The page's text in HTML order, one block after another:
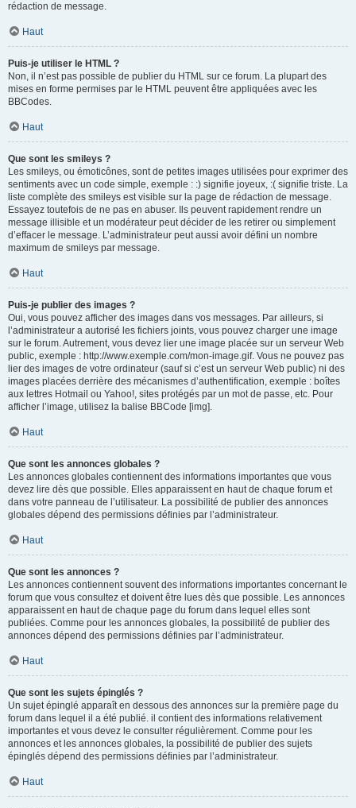
rédaction de message.
Haut
Puis-je utiliser le HTML ?
Non, il n’est pas possible de publier du HTML sur ce forum. La plupart des
mises en forme permises par le HTML peuvent être appliquées avec les
BBCodes.
Haut
Que sont les smileys ?
Les smileys, ou émoticônes, sont de petites images utilisées pour exprimer des
sentiments avec un code simple, exemple : :) signifie joyeux, :( signifie triste. La
liste complète des smileys est visible sur la page de rédaction de message.
Essayez toutefois de ne pas en abuser. Ils peuvent rapidement rendre un
message illisible et un modérateur peut décider de les retirer ou simplement
d’effacer le message. L’administrateur peut aussi avoir défini un nombre
maximum de smileys par message.
Haut
Puis-je publier des images ?
Oui, vous pouvez afficher des images dans vos messages. Par ailleurs, si
l’administrateur a autorisé les fichiers joints, vous pouvez charger une image
sur le forum. Autrement, vous devez lier une image placée sur un serveur Web
public, exemple : http://www.exemple.com/mon-image.gif. Vous ne pouvez pas
lier des images de votre ordinateur (sauf si c’est un serveur Web public) ni des
images placées derrière des mécanismes d’authentification, exemple : boîtes
aux lettres Hotmail ou Yahoo!, sites protégés par un mot de passe, etc. Pour
afficher l’image, utilisez la balise BBCode [img].
Haut
Que sont les annonces globales ?
Les annonces globales contiennent des informations importantes que vous
devez lire dès que possible. Elles apparaissent en haut de chaque forum et
dans votre panneau de l’utilisateur. La possibilité de publier des annonces
globales dépend des permissions définies par l’administrateur.
Haut
Que sont les annonces ?
Les annonces contiennent souvent des informations importantes concernant le
forum que vous consultez et doivent être lues dès que possible. Les annonces
apparaissent en haut de chaque page du forum dans lequel elles sont
publiées. Comme pour les annonces globales, la possibilité de publier des
annonces dépend des permissions définies par l’administrateur.
Haut
Que sont les sujets épinglés ?
Un sujet épinglé apparaît en dessous des annonces sur la première page du
forum dans lequel il a été publié. il contient des informations relativement
importantes et vous devez le consulter régulièrement. Comme pour les
annonces et les annonces globales, la possibilité de publier des sujets
épinglés dépend des permissions définies par l’administrateur.
Haut